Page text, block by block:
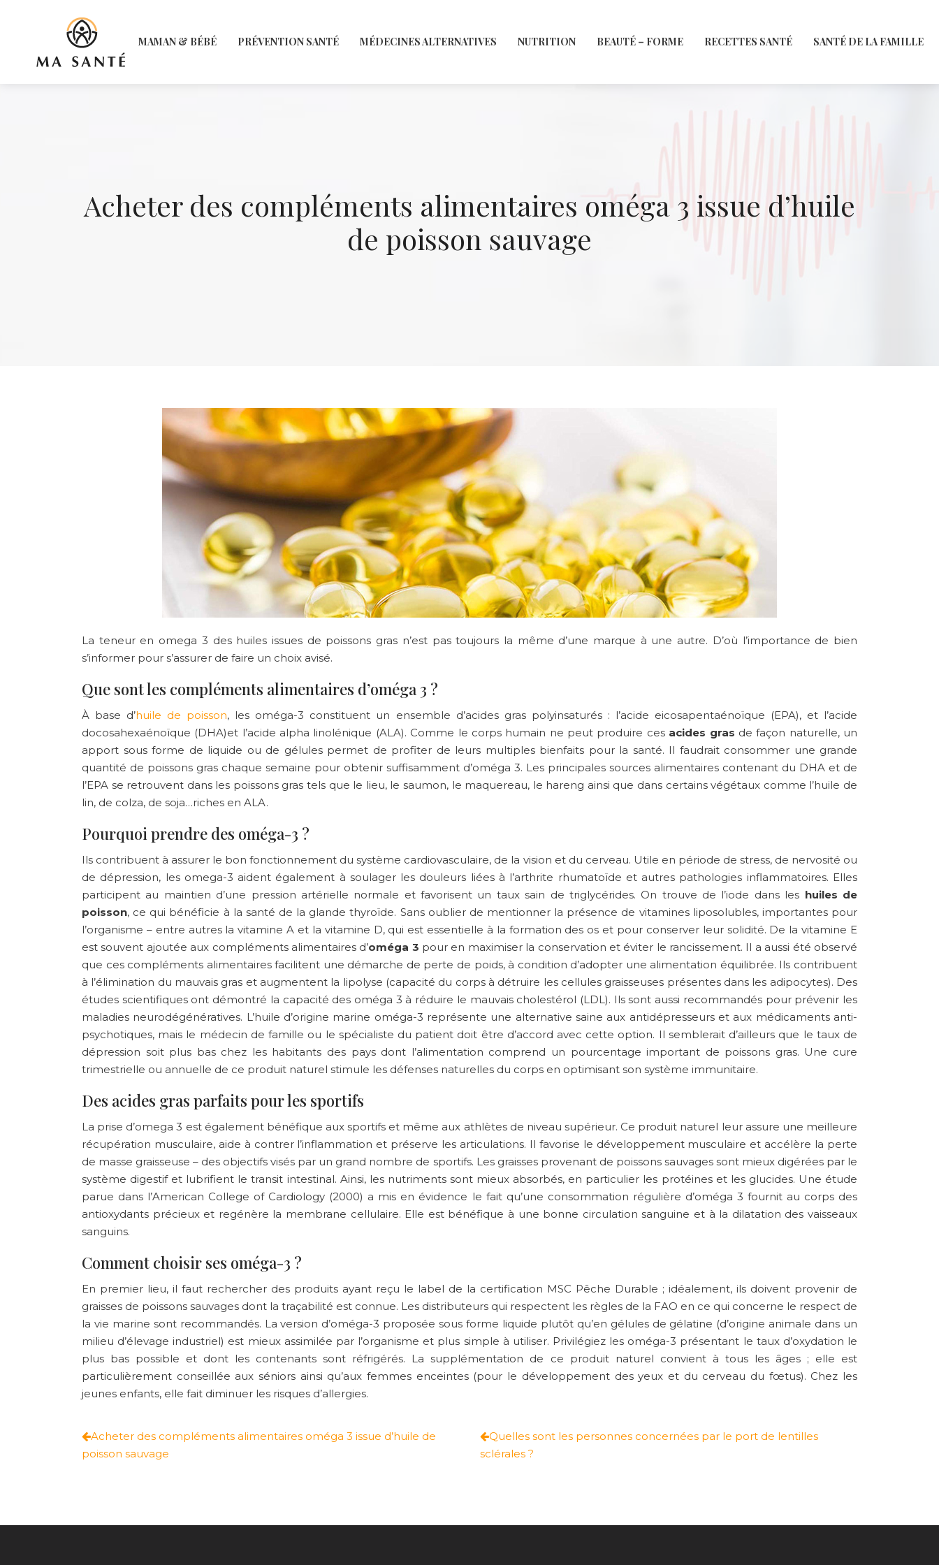
MAMAN & BÉBÉ PRÉVENTION SANTÉ MÉDECINES ALTERNATIVES NUTRITION BEAUTÉ – FORME RECETTES SANTÉ SANTÉ DE LA FAMILLE
Acheter des compléments alimentaires oméga 3 issue d’huile
de poisson sauvage
La teneur en omega 3 des huiles issues de poissons gras n’est pas toujours la même d’une marque à une autre. D’où l’importance de bien
s’informer pour s’assurer de faire un choix avisé.
Que sont les compléments alimentaires d’oméga 3 ?
À base d’huile de poisson, les oméga-3 constituent un ensemble d’acides gras polyinsaturés : l’acide eicosapentaénoïque (EPA), et l’acide
docosahexaénoïque (DHA)et l’acide alpha linolénique (ALA). Comme le corps humain ne peut produire ces acides gras de façon naturelle, un
apport sous forme de liquide ou de gélules permet de profiter de leurs multiples bienfaits pour la santé. Il faudrait consommer une grande
quantité de poissons gras chaque semaine pour obtenir suffisamment d’oméga 3. Les principales sources alimentaires contenant du DHA et de
l’EPA se retrouvent dans les poissons gras tels que le lieu, le saumon, le maquereau, le hareng ainsi que dans certains végétaux comme l’huile de
lin, de colza, de soja…riches en ALA.
Pourquoi prendre des oméga-3 ?
Ils contribuent à assurer le bon fonctionnement du système cardiovasculaire, de la vision et du cerveau. Utile en période de stress, de nervosité ou
de dépression, les omega-3 aident également à soulager les douleurs liées à l’arthrite rhumatoïde et autres pathologies inflammatoires. Elles
participent au maintien d’une pression artérielle normale et favorisent un taux sain de triglycérides. On trouve de l’iode dans les huiles de
poisson, ce qui bénéficie à la santé de la glande thyroïde. Sans oublier de mentionner la présence de vitamines liposolubles, importantes pour
l’organisme – entre autres la vitamine A et la vitamine D, qui est essentielle à la formation des os et pour conserver leur solidité. De la vitamine E
est souvent ajoutée aux compléments alimentaires d’oméga 3 pour en maximiser la conservation et éviter le rancissement. Il a aussi été observé
que ces compléments alimentaires facilitent une démarche de perte de poids, à condition d’adopter une alimentation équilibrée. Ils contribuent
à l’élimination du mauvais gras et augmentent la lipolyse (capacité du corps à détruire les cellules graisseuses présentes dans les adipocytes). Des
études scientifiques ont démontré la capacité des oméga 3 à réduire le mauvais cholestérol (LDL). Ils sont aussi recommandés pour prévenir les
maladies neurodégénératives. L’huile d’origine marine oméga-3 représente une alternative saine aux antidépresseurs et aux médicaments anti-
psychotiques, mais le médecin de famille ou le spécialiste du patient doit être d’accord avec cette option. Il semblerait d’ailleurs que le taux de
dépression soit plus bas chez les habitants des pays dont l’alimentation comprend un pourcentage important de poissons gras. Une cure
trimestrielle ou annuelle de ce produit naturel stimule les défenses naturelles du corps en optimisant son système immunitaire.
Des acides gras parfaits pour les sportifs
La prise d’omega 3 est également bénéfique aux sportifs et même aux athlètes de niveau supérieur. Ce produit naturel leur assure une meilleure
récupération musculaire, aide à contrer l’inflammation et préserve les articulations. Il favorise le développement musculaire et accélère la perte
de masse graisseuse – des objectifs visés par un grand nombre de sportifs. Les graisses provenant de poissons sauvages sont mieux digérées par le
système digestif et lubrifient le transit intestinal. Ainsi, les nutriments sont mieux absorbés, en particulier les protéines et les glucides. Une étude
parue dans l’American College of Cardiology (2000) a mis en évidence le fait qu’une consommation régulière d’oméga 3 fournit au corps des
antioxydants précieux et regénère la membrane cellulaire. Elle est bénéfique à une bonne circulation sanguine et à la dilatation des vaisseaux
sanguins.
Comment choisir ses oméga-3 ?
En premier lieu, il faut rechercher des produits ayant reçu le label de la certification MSC Pêche Durable ; idéalement, ils doivent provenir de
graisses de poissons sauvages dont la traçabilité est connue. Les distributeurs qui respectent les règles de la FAO en ce qui concerne le respect de
la vie marine sont recommandés. La version d’oméga-3 proposée sous forme liquide plutôt qu’en gélules de gélatine (d’origine animale dans un
milieu d’élevage industriel) est mieux assimilée par l’organisme et plus simple à utiliser. Privilégiez les oméga-3 présentant le taux d’oxydation le
plus bas possible et dont les contenants sont réfrigérés. La supplémentation de ce produit naturel convient à tous les âges ; elle est
particulièrement conseillée aux séniors ainsi qu’aux femmes enceintes (pour le développement des yeux et du cerveau du fœtus). Chez les
jeunes enfants, elle fait diminuer les risques d’allergies.
Acheter des compléments alimentaires oméga 3 issue d’huile de
poisson sauvage
Quelles sont les personnes concernées par le port de lentilles
sclérales ?